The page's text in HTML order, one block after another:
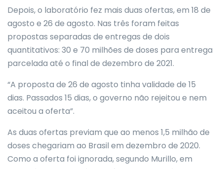
Depois, o laboratório fez mais duas ofertas, em 18 de
agosto e 26 de agosto. Nas três foram feitas
propostas separadas de entregas de dois
quantitativos: 30 e 70 milhões de doses para entrega
parcelada até o final de dezembro de 2021.
“A proposta de 26 de agosto tinha validade de 15
dias. Passados 15 dias, o governo não rejeitou e nem
aceitou a oferta”.
As duas ofertas previam que ao menos 1,5 milhão de
doses chegariam ao Brasil em dezembro de 2020.
Como a oferta foi ignorada, segundo Murillo, em